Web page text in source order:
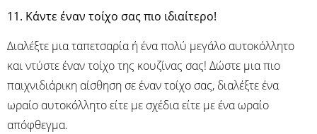
11. Kάντε έναν τοίχο σας πιο ιδιαίτερο!
Διαλέξτε μια ταπετσαρία ή ένα πολύ μεγάλο αυτοκόλλητο
και ντύστε έναν τοίχο της κουζίνας σας! Δώστε μια πιο
παιχνιδιάρικη αίσθηση σε έναν τοίχο σας, διαλέξτε ένα
ωραίο αυτοκόλλητο είτε με σχέδια είτε με ένα ωραίο
απόφθεγμα.